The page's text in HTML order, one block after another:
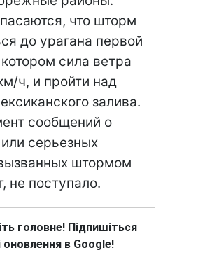
что шторм
до урагана первой
сила ветра
ч, и пройти над
залива.
сообщений о
серьезных
штормом
не поступало.
головне! Підпишіться
оновлення в Google!